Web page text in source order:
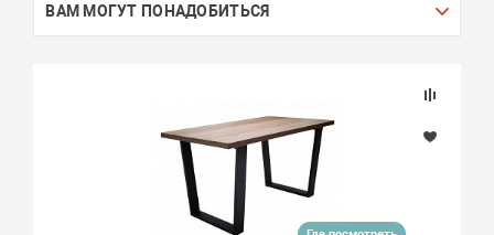
ВАМ МОГУТ ПОНАДОБИТЬСЯ